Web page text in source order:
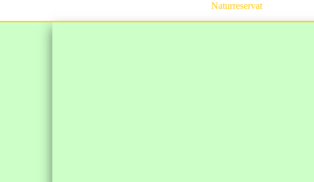
Naturreservat